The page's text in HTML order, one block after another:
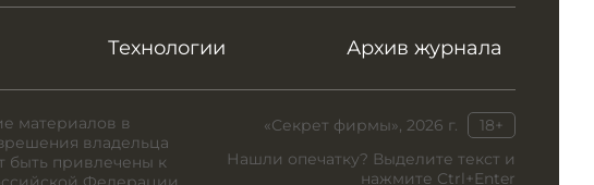
Технологии Архив журнала
«Секрет фирмы», 2026 г.
18+
Нашли опечатку? Выделите текст и
нажмите Ctrl+Enter
материалов в
владельца
быть привлечены к